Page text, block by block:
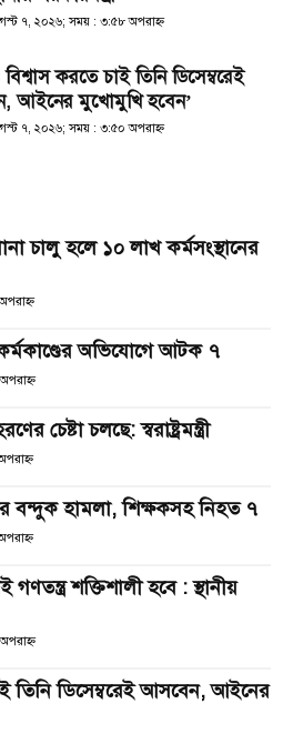
৭, ২০২৬; সময় : ৩:৫৮ অপরাহ্ণ
করতে চাই তিনি ডিসেম্বরেই
আইনের মুখোমুখি হবেন’
৭, ২০২৬; সময় : ৩:৫০ অপরাহ্ণ
চালু হলে ১০ লাখ কর্মসংস্থানের
অভিযোগে আটক ৭
চেষ্টা চলছে: স্বরাষ্ট্রমন্ত্রী
বন্দুক হামলা, শিক্ষকসহ নিহত ৭
শক্তিশালী হবে : স্থানীয়
তিনি ডিসেম্বরেই আসবেন, আইনের